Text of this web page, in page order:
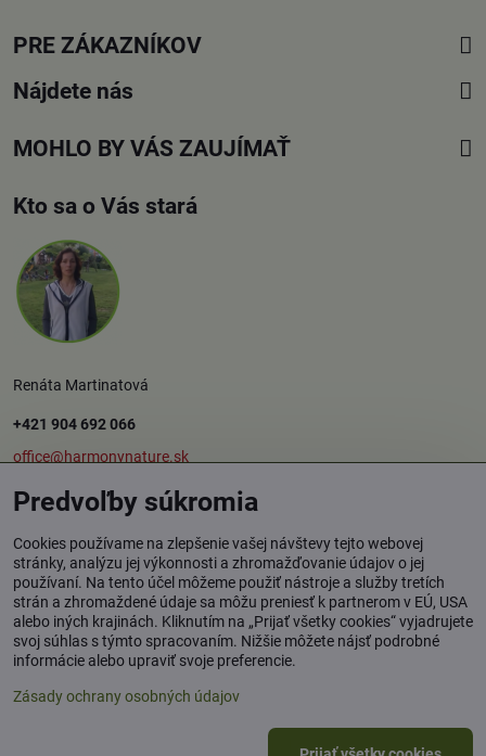
PRE ZÁKAZNÍKOV
Nájdete nás
MOHLO BY VÁS ZAUJÍMAŤ
Kto sa o Vás stará
Renáta Martinatová
+421 904 692 066
office@harmonynature.sk
O spoločnosti
Harmony Nature s.r.o.
Štúrova 37, 949 01 Nitra
Osobný odber tovaru: Rybník / okr. Levice
Copyright
Predvoľby súkromia
Cookies používame na zlepšenie vašej návštevy tejto webovej
stránky, analýzu jej výkonnosti a zhromažďovanie údajov o jej
používaní. Na tento účel môžeme použiť nástroje a služby tretích
strán a zhromaždené údaje sa môžu preniesť k partnerom v EÚ, USA
alebo iných krajinách. Kliknutím na „Prijať všetky cookies“ vyjadrujete
svoj súhlas s týmto spracovaním. Nižšie môžete nájsť podrobné
informácie alebo upraviť svoje preferencie.
Zásady ochrany osobných údajov